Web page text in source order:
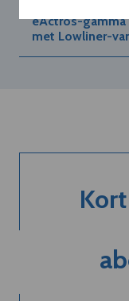
eActros-gamma
met Lowliner-